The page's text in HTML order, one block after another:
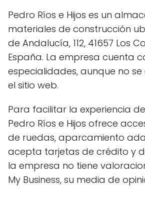
Pedro Ríos e Hijos es un
materiales de construcción
de Andalucía, 112, 41657 Los
España. La empresa cuenta
especialidades, aunque no
el sitio web.
Para facilitar la experiencia
Pedro Ríos e Hijos ofrece
de ruedas, aparcamiento
acepta tarjetas de crédito y
la empresa no tiene
My Business, su media de